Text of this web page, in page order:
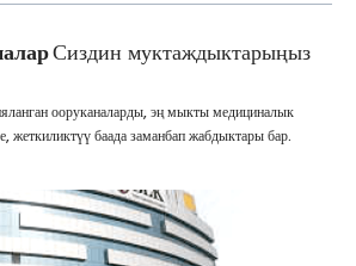
Сиздин муктаждыктарыңыз
ооруканаларды, эң мыкты медициналык
жеткиликтүү баада заманбап жабдыктары бар.